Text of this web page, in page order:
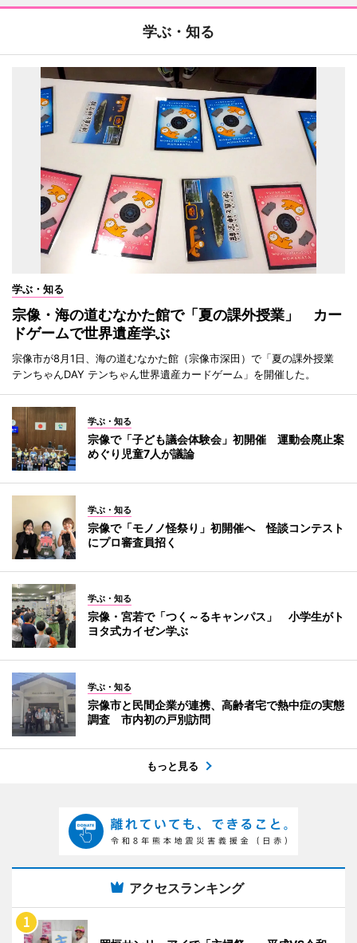
学ぶ・知る
学ぶ・知る
宗像・海の道むなかた館で「夏の課外授業」 カー
ドゲームで世界遺産学ぶ
宗像市が8月1日、海の道むなかた館（宗像市深田）で「夏の課外授業
テンちゃんDAY テンちゃん世界遺産カードゲーム」を開催した。
学ぶ・知る
宗像で「子ども議会体験会」初開催 運動会廃止案
めぐり児童7人が議論
学ぶ・知る
宗像で「モノノ怪祭り」初開催へ 怪談コンテスト
にプロ審査員招く
学ぶ・知る
宗像・宮若で「つく～るキャンパス」 小学生がト
ヨタ式カイゼン学ぶ
学ぶ・知る
宗像市と民間企業が連携、高齢者宅で熱中症の実態
調査 市内初の戸別訪問
もっと見る
アクセスランキング